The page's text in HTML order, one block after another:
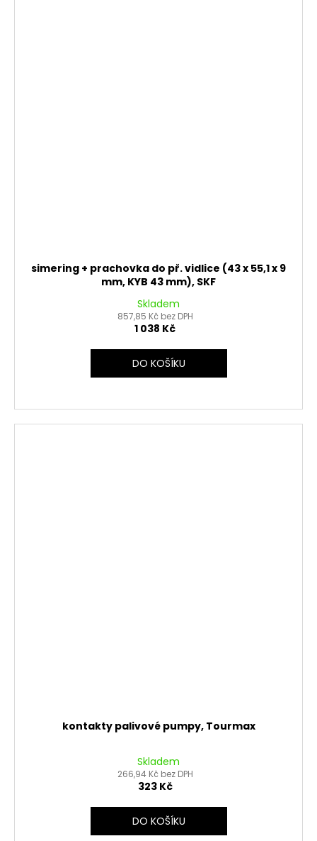
simering + prachovka do př. vidlice (43 x 55,1 x 9
mm, KYB 43 mm), SKF
Skladem
857,85 Kč bez DPH
1 038 Kč
DO KOŠÍKU
kontakty palivové pumpy, Tourmax
Skladem
266,94 Kč bez DPH
323 Kč
DO KOŠÍKU